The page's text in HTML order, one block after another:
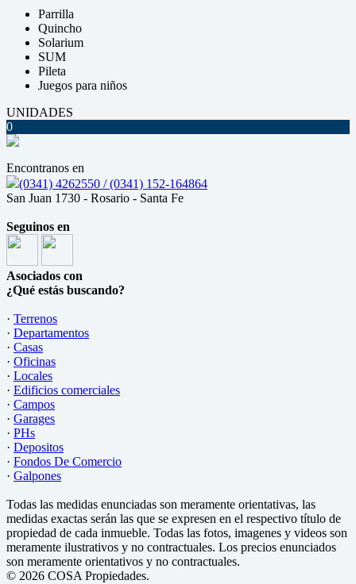
Parrilla
Quincho
Solarium
SUM
Pileta
Juegos para niños
UNIDADES
0
Encontranos en
(0341) 4262550 / (0341) 152-164864
San Juan 1730 - Rosario - Santa Fe
Seguinos en
Asociados con
¿Qué estás buscando?
· Terrenos
· Departamentos
· Casas
· Oficinas
· Locales
· Edificios comerciales
· Campos
· Garages
· PHs
· Depositos
· Fondos De Comercio
· Galpones
Todas las medidas enunciadas son meramente orientativas, las
medidas exactas serán las que se expresen en el respectivo título de
propiedad de cada inmueble. Todas las fotos, imagenes y videos son
meramente ilustrativos y no contractuales. Los precios enunciados
son meramente orientativos y no contractuales.
© 2026 COSA Propiedades.